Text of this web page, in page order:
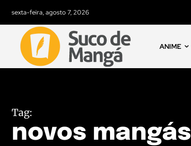
sexta-feira, agosto 7, 2026
ANIME
Tag:
novos mangás